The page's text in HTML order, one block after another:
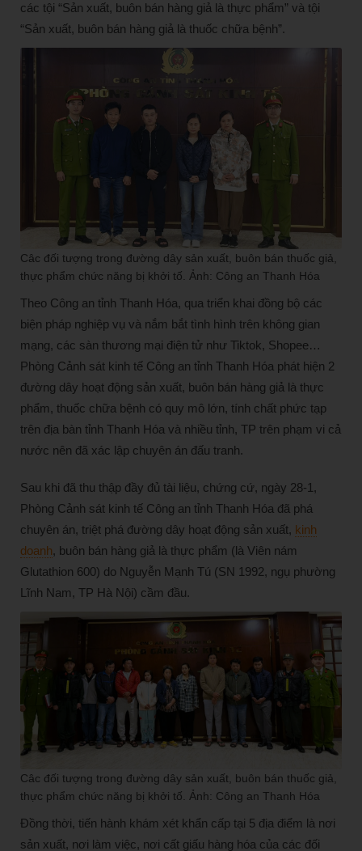
các tội “Sản xuất, buôn bán hàng giả là thực phẩm” và tội
“Sản xuất, buôn bán hàng giả là thuốc chữa bệnh”.
Câc đối tượng trong đường dây sản xuất, buôn bán thuốc giả,
thực phẩm chức năng bị khởi tố. Ảnh: Công an Thanh Hóa
Theo Công an tỉnh Thanh Hóa, qua triển khai đồng bộ các
biện pháp nghiệp vụ và nắm bắt tình hình trên không gian
mạng, các sàn thương mại điện tử như Tiktok, Shopee…
Phòng Cảnh sát kinh tế Công an tỉnh Thanh Hóa phát hiện 2
đường dây hoạt động sản xuất, buôn bán hàng giả là thực
phẩm, thuốc chữa bệnh có quy mô lớn, tính chất phức tạp
trên địa bàn tỉnh Thanh Hóa và nhiều tỉnh, TP trên phạm vi cả
nước nên đã xác lập chuyên án đấu tranh.
Sau khi đã thu thập đầy đủ tài liệu, chứng cứ, ngày 28-1,
Phòng Cảnh sát kinh tế Công an tỉnh Thanh Hóa đã phá
chuyên án, triệt phá đường dây hoạt động sản xuất, kinh
doanh, buôn bán hàng giả là thực phẩm (là Viên nám
Glutathion 600) do Nguyễn Mạnh Tú (SN 1992, ngụ phường
Lĩnh Nam, TP Hà Nội) cầm đầu.
Câc đối tượng trong đường dây sản xuất, buôn bán thuốc giả,
thực phẩm chức năng bị khởi tố. Ảnh: Công an Thanh Hóa
Đồng thời, tiến hành khám xét khẩn cấp tại 5 địa điểm là nơi
sản xuất, nơi làm việc, nơi cất giấu hàng hóa của các đối